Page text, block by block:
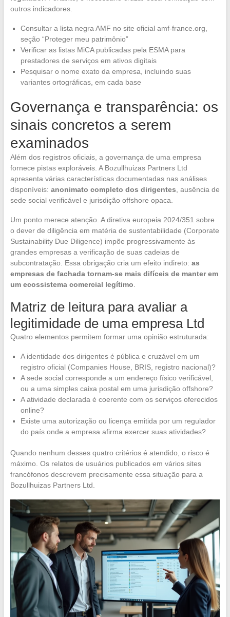
outros indicadores.
Consultar a lista negra AMF no site oficial amf-france.org,
seção “Proteger meu patrimônio”
Verificar as listas MiCA publicadas pela ESMA para
prestadores de serviços em ativos digitais
Pesquisar o nome exato da empresa, incluindo suas
variantes ortográficas, em cada base
Governança e transparência: os
sinais concretos a serem
examinados
Além dos registros oficiais, a governança de uma empresa
fornece pistas exploráveis. A Bozullhuizas Partners Ltd
apresenta várias características documentadas nas análises
disponíveis: anonimato completo dos dirigentes , ausência de
sede social verificável e jurisdição offshore opaca.
Um ponto merece atenção. A diretiva europeia 2024/351 sobre
o dever de diligência em matéria de sustentabilidade (Corporate
Sustainability Due Diligence) impõe progressivamente às
grandes empresas a verificação de suas cadeias de
subcontratação. Essa obrigação cria um efeito indireto: as
empresas de fachada tornam-se mais difíceis de manter em
um ecossistema comercial legítimo
Matriz de leitura para avaliar a
legitimidade de uma empresa Ltd
Quatro elementos permitem formar uma opinião estruturada:
A identidade dos dirigentes é pública e cruzável em um
registro oficial (Companies House, BRIS, registro nacional)?
A sede social corresponde a um endereço físico verificável,
ou a uma simples caixa postal em uma jurisdição offshore?
A atividade declarada é coerente com os serviços oferecidos
online?
Existe uma autorização ou licença emitida por um regulador
do país onde a empresa afirma exercer suas atividades?
Quando nenhum desses quatro critérios é atendido, o risco é
máximo. Os relatos de usuários publicados em vários sites
francófonos descrevem precisamente essa situação para a
Bozullhuizas Partners Ltd.